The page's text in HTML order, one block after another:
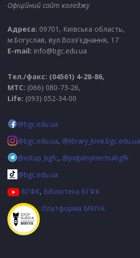
Офіційний сайт коледжу
Адреса: 09701, Київська область,
м.Богуслав, вул.Возз'єднання, 17
E-mail: info@bgc.edu.ua
Тел./факс: (04561) 4-28-86,
МТС: (066) 080-73-26,
Life: (093) 052-34-00
@bgc.edu.ua
@bgc.edu.ua, @library_love.bgc.edu.ua
@vstup_bgfc, @pidpilnyinechuibgfk
@bgc.edu.ua
БГФК, Бібліотека БГФК
Платформа MRIYA